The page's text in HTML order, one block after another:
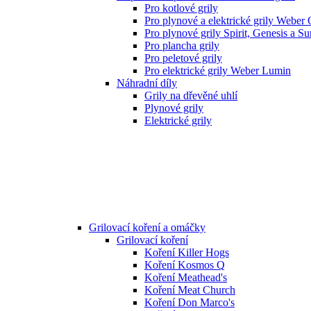
Pro kotlové grily
Pro plynové a elektrické grily Weber
Pro plynové grily Spirit, Genesis a
Pro plancha grily
Pro peletové grily
Pro elektrické grily Weber Lumin
Náhradní díly
Grily na dřevěné uhlí
Plynové grily
Elektrické grily
Grilovací koření a omáčky
Grilovací koření
Koření Killer Hogs
Koření Kosmos Q
Koření Meathead's
Koření Meat Church
Koření Don Marco's